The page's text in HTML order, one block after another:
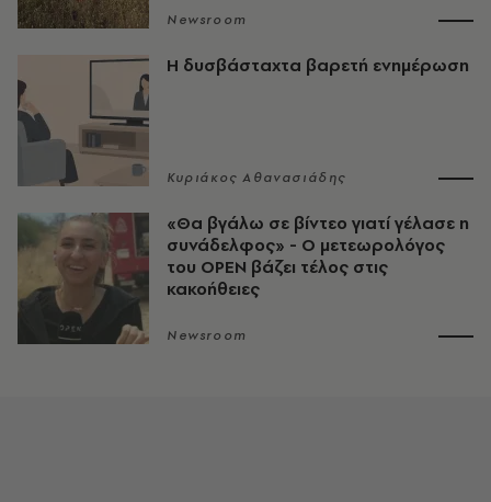
Newsroom
Η δυσβάσταχτα βαρετή ενημέρωση
Κυριάκος Αθανασιάδης
«Θα βγάλω σε βίντεο γιατί γέλασε η
συνάδελφος» - Ο μετεωρολόγος
του OPEN βάζει τέλος στις
κακοήθειες
Newsroom